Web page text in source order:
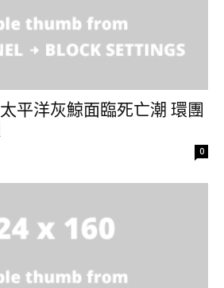
平洋灰鯨面臨死亡潮 環團
0